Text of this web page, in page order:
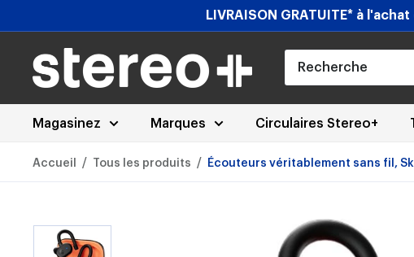
au
contenu
LIVRAISON GRATUITE* à
Stereoplus.com
Magasinez Marques Circulaires Stereo+
Accueil / Tous les produits / Écouteurs véritablement sans fil,